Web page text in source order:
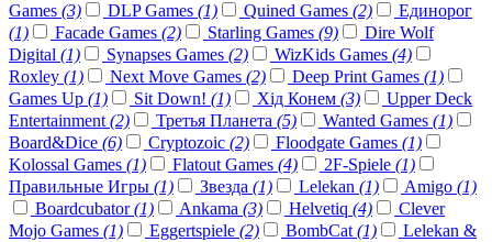
Games (3) DLP Games (1) Quined Games (2)
Единорог
(1)
Facade Games (2) Starling Games (9)
Dire Wolf
Digital (1) Synapses Games (2) WizKids Games (4)
Roxley (1) Next Move Games (2) Deep Print Games (1)
Games Up (1) Sit Down! (1) Хід Конем (3)
Upper Deck
Entertainment (2) Третья Планета (5) Wanted Games (1)
Board&Dice (6) Cryptozoic (2) Floodgate Games (1)
Kolossal Games (1) Flatout Games (4) 2F-Spiele (1)
Правильные Игры (1) Звезда (1) Lelekan (1) Amigo (1)
Boardcubator(1) Ankama (3) Helvetiq (4)
Clever
Mojo Games (1) Eggertspiele (2) BombCat (1)
Lelekan &